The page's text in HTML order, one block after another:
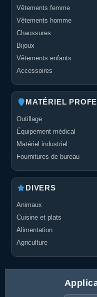
Vêtements femme
Vêtements homme
Chaussures
Bijoux
Vêtements enfants
Accessoires
MATÉRIEL
Outillage
Équipement médical
Matériel industriel
Fournitures de bureau
DIVERS
Animaux
Cuisine et plats
Alimentation
Agriculture